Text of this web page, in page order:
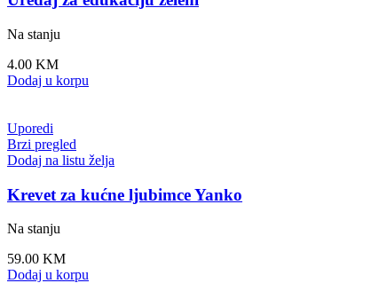
Na stanju
4.00 KM
Dodaj u korpu
Uporedi
Brzi pregled
Dodaj na listu želja
Krevet za kućne ljubimce Yanko
Na stanju
59.00 KM
Dodaj u korpu